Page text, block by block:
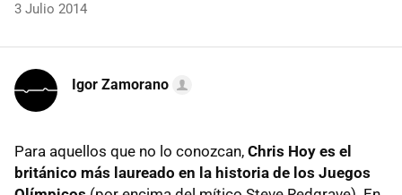
3 Julio 2014
Igor Zamorano
Para aquellos que no lo conozcan, Chris Hoy es el
británico más laureado en la historia de los Juegos